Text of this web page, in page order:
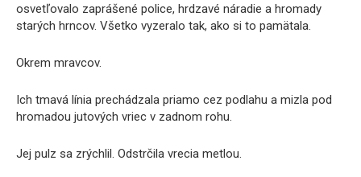
osvetľovalo zaprášené police, hrdzavé náradie a hromady
starých hrncov. Všetko vyzeralo tak, ako si to pamätala.
Okrem mravcov.
Ich tmavá línia prechádzala priamo cez podlahu a mizla pod
hromadou jutových vriec v zadnom rohu.
Jej pulz sa zrýchlil. Odstrčila vrecia metlou.